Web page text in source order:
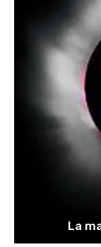
La